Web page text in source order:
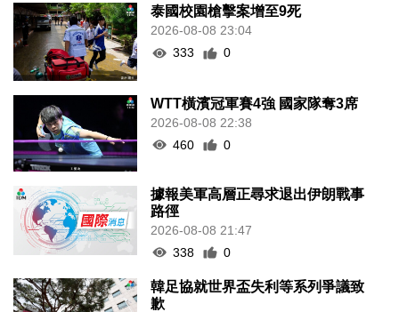
泰國校園槍擊案增至9死
2026-08-08 23:04
333
0
WTT橫濱冠軍賽4強 國家隊奪3席
2026-08-08 22:38
460
0
據報美軍高層正尋求退出伊朗戰事
路徑
2026-08-08 21:47
338
0
韓足協就世界盃失利等系列爭議致
歉